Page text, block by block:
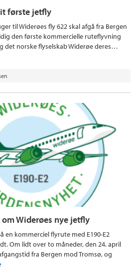
første jetfly
til Widerøes fly 622 skal afgå fra Bergen
den første kommercielle ruteflyvning
det norske flyselskab Widerøe deres…
Widerøes nye jetfly
en kommerciel flyrute med E190-E2
Om lidt over to måneder, den 24. april
fra Bergen mod Tromsø, og